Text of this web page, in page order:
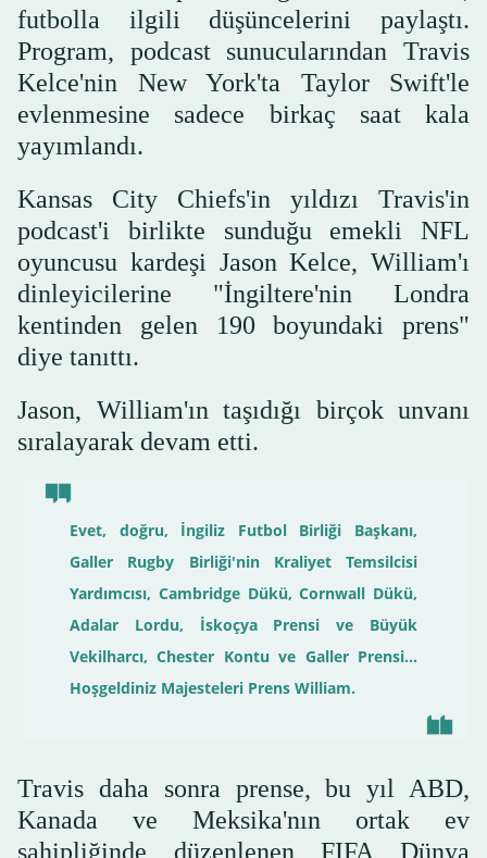
futbolla ilgili düşüncelerini paylaştı.
Program, podcast sunucularından Travis
Kelce'nin New York'ta Taylor Swift'le
evlenmesine sadece birkaç saat kala
yayımlandı.
Kansas City Chiefs'in yıldızı Travis'in
podcast'i birlikte sunduğu emekli NFL
oyuncusu kardeşi Jason Kelce, William'ı
dinleyicilerine "İngiltere'nin Londra
kentinden gelen 190 boyundaki prens"
diye tanıttı.
Jason, William'ın taşıdığı birçok unvanı
sıralayarak devam etti.
Evet, doğru, İngiliz Futbol Birliği Başkanı,
Galler Rugby Birliği'nin Kraliyet Temsilcisi
Yardımcısı, Cambridge Dükü, Cornwall Dükü,
Adalar Lordu, İskoçya Prensi ve Büyük
Vekilharcı, Chester Kontu ve Galler Prensi…
Hoşgeldiniz Majesteleri Prens William.
Travis daha sonra prense, bu yıl ABD,
Kanada ve Meksika'nın ortak ev
sahipliğinde düzenlenen FIFA Dünya